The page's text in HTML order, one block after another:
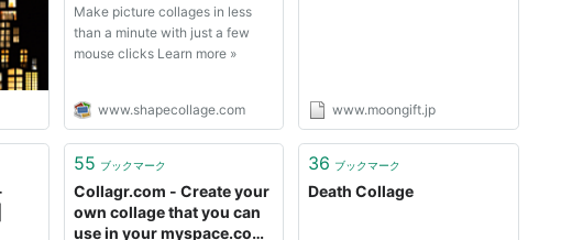
Make picture collages in less
than a minute with just a few
mouse clicks Learn more »
www.shapecollage.com www.moongift.jp
55 ブックマーク
Collagr.com - Create your
own collage that you can
use in your myspace.com
36 ブックマーク
Death Collage